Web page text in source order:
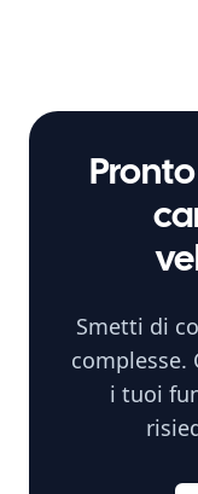
Smetti di
complesse.
i tuoi